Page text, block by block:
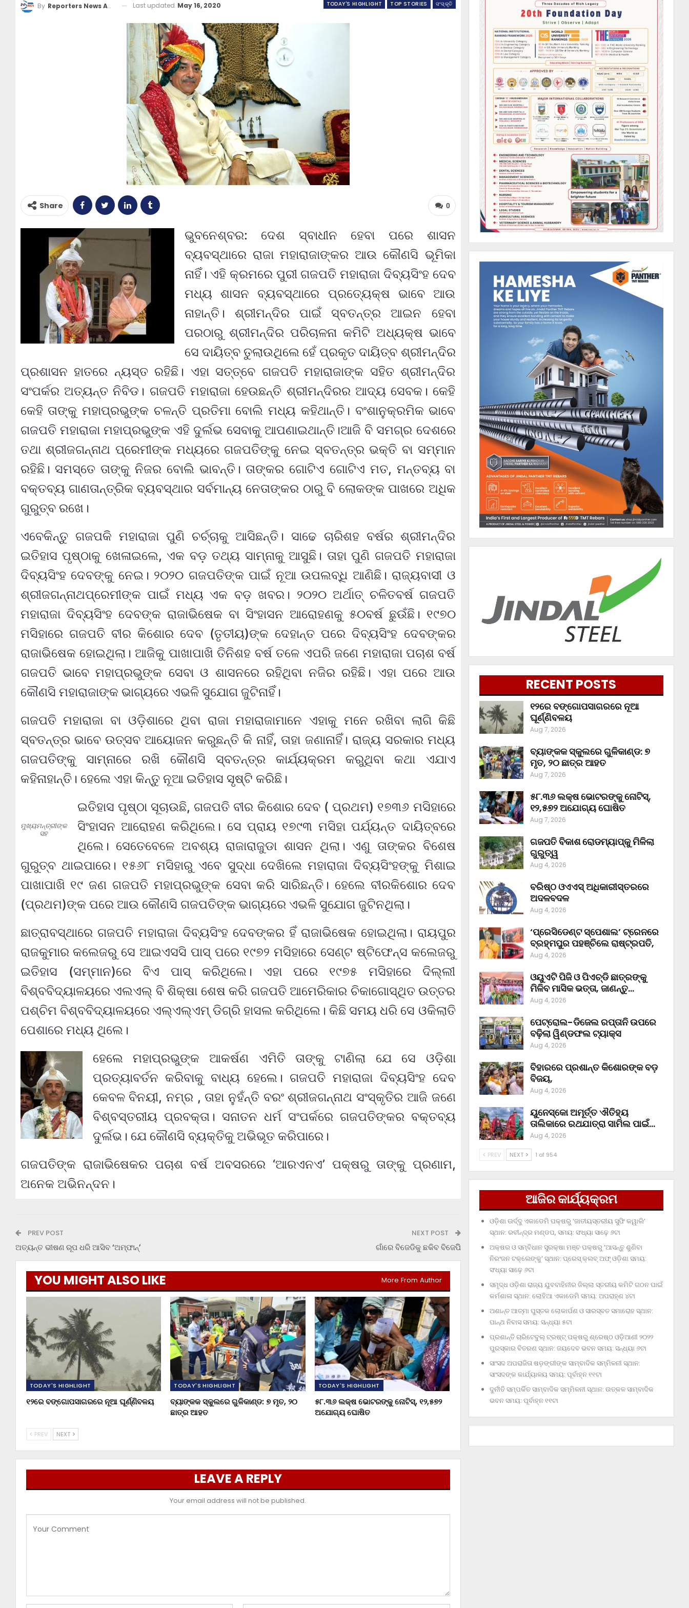
TODAY'S HIGHLIGHT TOP STORIES ସଂସ୍କୃତି
By Reporters News Agency Last updated May 16, 2020
0
Share
ଭୁବନେଶ୍ବର: ଦେଶ ସ୍ବାଧୀନ ହେବା ପରେ ଶାସନ
ବ୍ୟବସ୍ଥାରେ ରାଜା ମହାରାଜାଙ୍କର ଆଉ କୌଣସି ଭୂମିକା
ନାହିଁ। ଏହି କ୍ରମରେ ପୁରୀ ଗଜପତି ମହାରାଜା ଦିବ୍ୟସିଂହ ଦେବ
ମଧ୍ୟ ଶାସନ ବ୍ୟବସ୍ଥାରେ ପ୍ରତ୍ୟେକ୍ଷ ଭାବେ ଆଉ
ନାହାନ୍ତି। ଶ୍ରୀମନ୍ଦିର ପାଇଁ ସ୍ବତନ୍ତ୍ର ଆଇନ ହେବା
ପରଠାରୁ ଶ୍ରୀମନ୍ଦିର ପରିଚାଳନା କମିଟି ଅଧ୍ୟକ୍ଷ ଭାବେ
ସେ ଦାୟିତ୍ବ ତୁଲାଉଥିଲେ ହେଁ ପ୍ରକୃତ ଦାୟିତ୍ବ ଶ୍ରୀମନ୍ଦିର
ପ୍ରଶାସନ ହାତରେ ନ୍ୟସ୍ତ ରହିଛି। ଏହା ସତ୍ତ୍ବେ ଗଜପତି ମହାରାଜାଙ୍କ ସହିତ ଶ୍ରୀମନ୍ଦିର
ସଂପର୍କର ଅତ୍ୟନ୍ତ ନିବିଡ। ଗଜପତି ମହାରାଜା ହେଉଛନ୍ତି ଶ୍ରୀମନ୍ଦିରର ଆଦ୍ୟ ସେବକ। କେହି
କେହି ତାଙ୍କୁ ମହାପ୍ରଭୁଙ୍କ ଚଳନ୍ତି ପ୍ରତିମା ବୋଲି ମଧ୍ୟ କହିଥାନ୍ତି। ବଂଶାନୁକ୍ରମିକ ଭାବେ
ଗଜପତି ମହାରାଜା ମହାପ୍ରଭୁଙ୍କ ଏହି ଦୁର୍ଲଭ ସେବାକୁ ଆପଣାଇଥାନ୍ତି।ଆଜି ବି ସମଗ୍ର ଦେଶରେ
ତଥା ଶ୍ରୀଜଗନ୍ନାଥ ପ୍ରେମୀଙ୍କ ମଧ୍ୟରେ ଗଜପତିଙ୍କୁ ନେଇ ସ୍ବତନ୍ତ୍ର ଭକ୍ତି ବା ସମ୍ମାନ
ରହିଛି। ସମସ୍ତେ ତାଙ୍କୁ ନିଜର ବୋଲି ଭାବନ୍ତି। ତାଙ୍କର ଗୋଟିଏ ଗୋଟିଏ ମତ, ମନ୍ତବ୍ୟ ବା
ବକ୍ତବ୍ୟ ଗାଣତାନ୍ତ୍ରିକ ବ୍ୟବସ୍ଥାର ସର୍ବମାନ୍ୟ ନେତାଙ୍କର ଠାରୁ ବି ଲୋକଙ୍କ ପାଖରେ ଅଧିକ
ଗୁରୁତ୍ବ ରଖେ।
ଏବେକିନ୍ତୁ ଗଜପକି ମହାରାଜା ପୁଣି ଚର୍ଚ୍ଚାକୁ ଆସିଛନ୍ତି। ସାଢେ ଚାରିଶହ ବର୍ଷର ଶ୍ରୀମନ୍ଦିର
ଇତିହାସ ପୃଷ୍ଠାକୁ ଖେଳାଇଲେ, ଏକ ବଡ଼ ତଥ୍ୟ ସାମ୍ନାକୁ ଆସୁଛି। ତାହା ପୁଣି ଗଜପତି ମହାରାଜା
ଦିବ୍ୟସିଂହ ଦେବଙ୍କୁ ନେଇ। ୨୦୨୦ ଗଜପତିଙ୍କ ପାଇଁ ନୂଆ ଉପଲବ୍ଧି ଆଣିଛି। ରାଜ୍ୟବାସୀ ଓ
ଶ୍ରୀଜଗନ୍ନାଥପ୍ରେମୀଙ୍କ ପାଇଁ ମଧ୍ୟ ଏକ ବଡ଼ ଖବର। ୨୦୨୦ ଅର୍ଥାତ୍ ଚଳିତବର୍ଷ ଗଜପତି
ମହାରାଜା ଦିବ୍ୟସିଂହ ଦେବଙ୍କ ରାଜାଭିଷେକ ବା ସିଂହାସନ ଆରୋହଣକୁ ୫୦ବର୍ଷ ଛୁଉଁଛି। ୧୯୭୦
ମସିହାରେ ଗଜପତି ବୀର କିଶୋର ଦେବ (ତୃତୀୟ)ଙ୍କ ଦେହାନ୍ତ ପରେ ଦିବ୍ୟସିଂହ ଦେବଙ୍କର
ରାଜାଭିଷେକ ହୋଇଥିଲା। ଆଜିକୁ ପାଖାପାଖି ତିନିଶହ ବର୍ଷ ତଳେ ଏପରି ଜଣେ ମହାରାଜା ପଚାଶ ବର୍ଷ
ଗଜପତି ଭାବେ ମହାପ୍ରଭୁଙ୍କ ସେବା ଓ ଶାସନରେ ରହିଥିବା ନଜିର ରହିଛି। ଏହା ପରେ ଆଉ
କୌଣସି ମହାରାଜାଙ୍କ ଭାଗ୍ୟରେ ଏଭଳି ସୁଯୋଗ ଜୁଟିନାହିଁ।
ଗଜପତି ମହାରାଜା ବା ଓଡ଼ିଶାରେ ଥିବା ରାଜା ମହାରାଜାମାନେ ଏହାକୁ ମନେ ରଖିବା ଲାଗି କିଛି
ସ୍ବତନ୍ତ୍ର ଭାବେ ଉତ୍ସବ ଆୟୋଜନ କରୁଛନ୍ତି କି ନାହିଁ, ତାହା ଜଣାନାହିଁ। ରାଜ୍ୟ ସରକାର ମଧ୍ୟ
ଗଜପତିଙ୍କୁ ସାମ୍ନାରେ ରଖି କୌଣସି ସ୍ବତନ୍ତ୍ର କାର୍ଯ୍ୟକ୍ରମ କରୁଥିବା କଥା ଏଯାଏ
କହିନାହାନ୍ତି। ହେଲେ ଏହା କିନ୍ତୁ ନୂଆ ଇତିହାସ ସୃଷ୍ଟି କରିଛି।
ମୁଖ୍ୟମନ୍ତ୍ରୀଙ୍କ
ସହ
ଇତିହାସ ପୃଷ୍ଠା ସୂଚାଉଛି, ଗଜପତି ବୀର କିଶୋର ଦେବ ( ପ୍ରଥମ) ୧୭୩୬ ମସିହାରେ
ସିଂହାସନ ଆରୋହଣ କରିଥିଲେ। ସେ ପ୍ରାୟ ୧୭୯୩ ମସିହା ପର୍ଯ୍ୟନ୍ତ ଦାୟିତ୍ବରେ
ଥିଲେ। ସେତେବେଳେ ଅବଶ୍ୟ ରାଜାରାଜୁଡା ଶାସନ ଥିଲା। ଏଣୁ ତାଙ୍କର ବିଶେଷ
ଗୁରୁତ୍ବ ଥାଇପାରେ। ୧୫୬୮ ମସିହାରୁ ଏବେ ସୁଦ୍ଧା ଦେଖିଲେ ମହାରାଜା ଦିବ୍ୟସିଂହଙ୍କୁ ମିଶାଇ
ପାଖାପାଖି ୧୯ ଜଣ ଗଜପତି ମହାପ୍ରଭୁଙ୍କ ସେବା କରି ସାରିଛନ୍ତି। ହେଲେ ବୀରକିଶୋର ଦେବ
(ପ୍ରଥମ)ଙ୍କ ପରେ ଆଉ କୌଣସି ଗଜପତିଙ୍କ ଭାଗ୍ୟରେ ଏଭଳି ସୁଯୋଗ ଜୁଟିନଥିଲା।
ଛାତ୍ରାବସ୍ଥାରେ ଗଜପତି ମହାରାଜା ଦିବ୍ୟସିଂହ ଦେବଙ୍କର ହିଁ ରାଜାଭିଷେକ ହୋଇଥିଲା। ରାୟପୁର
ରାଜକୁମାର କଲେଜରୁ ସେ ଆଇଏସସି ପାସ୍ ପରେ ୧୯୭୨ ମସିହାରେ ସେଣ୍ଟ ଷ୍ଟିଫେନ୍ସ କଲେଜରୁ
ଇତିହାସ (ସମ୍ମାନ)ରେ ବିଏ ପାସ୍ କରିଥିଲେ। ଏହା ପରେ ୧୯୭୫ ମସିହାରେ ଦିଲ୍ଲୀ
ବିଶ୍ବବିଦ୍ୟାଳୟରେ ଏଲଏଲ୍ ବି ଶିକ୍ଷା ଶେଷ କରି ଗଜପତି ଆମେରିକାର ଚିକାଗୋସ୍ଥିତ ଉତ୍ତର
ପଶ୍ଚିମ ବିଶ୍ବବିଦ୍ୟାଳୟରେ ଏଲ୍ଏଲ୍ଏମ୍ ଡିଗ୍ରି ହାସଲ କରିଥିଲେ। କିଛି ସମୟ ଧରି ସେ ଓକିଲାତି
ପେଶାରେ ମଧ୍ୟ ଥିଲେ।
ହେଲେ ମହାପ୍ରଭୁଙ୍କ ଆକର୍ଷଣ ଏମିତି ତାଙ୍କୁ ଟାଣିଲା ଯେ ସେ ଓଡ଼ିଶା
ପ୍ରତ୍ୟାବର୍ତନ କରିବାକୁ ବାଧ୍ୟ ହେଲେ। ଗଜପତି ମହାରାଜା ଦିବ୍ୟସିଂହ ଦେବ
କେବଳ ବିନୟୀ, ନମ୍ର , ତାହା ନୁହଁନ୍ତି ବରଂ ଶ୍ରୀଜଗନ୍ନାଥ ସଂସ୍କୃତିର ଆଜି ଜଣେ
ବିଶ୍ବସ୍ତରୀୟ ପ୍ରବକ୍ତା। ସନାତନ ଧର୍ମ ସଂପର୍କରେ ଗଜପତିଙ୍କର ବକ୍ତବ୍ୟ
ଦୁର୍ଲଭ। ଯେ କୌଣସି ବ୍ୟକ୍ତିକୁ ଅଭିଭୂତ କରିପାରେ।
ଗଜପତିଙ୍କ ରାଜାଭିଷେକର ପଚାଶ ବର୍ଷ ଅବସରରେ ‘ଆରଏନଏ’ ପକ୍ଷରୁ ତାଙ୍କୁ ପ୍ରଣାମ,
ଅନେକ ଅଭିନନ୍ଦନ।
PREV POST
ଅତ୍ୟନ୍ତ ଭୀଷଣ ରୂପ ଧରି ଆସିବ ‘ଅମ୍ଫାନ୍’
NEXT POST
ଗାଁରେ ବିଜେଡିକୁ ଛକିବ ବିଜେପିି
YOU MIGHT ALSO LIKE More From Author
TODAY'S HIGHLIGHT
୧୨ରେ ବଙ୍ଗୋପସାଗରରେ ନୂଆ ଘୂର୍ଣ୍ଣିବଳୟ
TODAY'S HIGHLIGHT
ବ୍ୟାଙ୍କକ ସ୍କୁଲରେ ଗୁଳିକାଣ୍ଡ: ୭ ମୃତ, ୨୦
ଛାତ୍ର ଆହତ
TODAY'S HIGHLIGHT
୫୮.୩୬ ଲକ୍ଷ ଭୋଟରଙ୍କୁ ନୋଟିସ୍‌, ୧୨,୫୭୨
ଅଯୋଗ୍ୟ ଘୋଷିତ
PREV NEXT
LEAVE A REPLY
Your email address will not be published.
RECENT POSTS
୧୨ରେ ବଙ୍ଗୋପସାଗରରେ ନୂଆ
ଘୂର୍ଣ୍ଣିବଳୟ
Aug 7, 2026
ବ୍ୟାଙ୍କକ ସ୍କୁଲରେ ଗୁଳିକାଣ୍ଡ: ୭
ମୃତ, ୨୦ ଛାତ୍ର ଆହତ
Aug 7, 2026
୫୮.୩୬ ଲକ୍ଷ ଭୋଟରଙ୍କୁ ନୋଟିସ୍‌,
୧୨,୫୭୨ ଅଯୋଗ୍ୟ ଘୋଷିତ
Aug 7, 2026
ଗଜପତି ବିକାଶ ରୋଡମ୍ୟାପ୍‌କୁ ମିଳିଲା
ଗୁରୁତ୍ୱ
Aug 4, 2026
ବରିଷ୍ଠ ଓଏଏସ୍‌ ଅଧିକାରୀସ୍ତରରେ
ଅଦଳବଦଳ
Aug 4, 2026
‘ପ୍ରେସିଡେଣ୍ଟ ସ୍ପେଶାଲ’ ଟ୍ରେନରେ
ବ୍ରହ୍ମପୁର ପହଞ୍ଚିଲେ ରାଷ୍ଟ୍ରପତି,
Aug 4, 2026
ଓୟୁଏଟି ପିଜି ଓ ପିଏଚ୍‌ଡି ଛାତ୍ରଙ୍କୁ
ମିଳିବ ମାସିକ ଭତ୍ତା, ଜାଣନ୍ତୁ…
Aug 4, 2026
ପେଟ୍ରୋଲ-ଡିଜେଲ ରପ୍ତାନି ଉପରେ
ବଢ଼ିଲା ୱିଣ୍ଡଫଲ ଟ୍ୟାକ୍ସ
Aug 4, 2026
ବିହାରରେ ପ୍ରଶାନ୍ତ କିଶୋରଙ୍କ ବଡ଼
ବିଜୟ,
Aug 4, 2026
ୟୁନେସ୍କୋ ଅମୂର୍ତ୍ତ ଐତିହ୍ୟ
ତାଲିକାରେ ରଥଯାତ୍ରା ସାମିଲ ପାଇଁ…
Aug 4, 2026
PREV NEXT 1 of 954
ଆଜିର କାର୍ଯ୍ୟକ୍ରମ
ଓଡ଼ିଶା ଊର୍ଦ୍ଦୁ ଏକାଡେମି ପକ୍ଷରୁ ‘ଜାତୀୟସ୍ତରୀୟ ସୁଫି କୱାଲି’
ସ୍ଥାନ: ରବୀନ୍ଦ୍ର ମଣ୍ଡପ, ସମୟ: ସଂଧ୍ୟା ସାଢ଼େ ୬ଟା
ଅକ୍ଷର ଓ ସମ୍ବିଧାନ ସୁରକ୍ଷା ମଞ୍ଚ ପକ୍ଷରୁ ‘ଆସନ୍ତୁ ଶୁଣିବା
ନିରଂଜନ ଟକ୍‌ଲେଙ୍କୁ’ ସ୍ଥାନ: ପ୍ରେସ୍‌ କ୍ଲବ୍‌ ଅଫ୍‌ ଓଡ଼ିଶା ସମୟ:
ସଂଧ୍ୟା ସାଢ଼େ ୬ଟା
ସମୃଦ୍ଧ ଓଡ଼ିଶା ରାଜ୍ୟ ଯୁବବାହିନୀର ଜିଲ୍ଲା ସ୍ତରୀୟ କମିଟି ଗଠନ ପାଇଁ
କର୍ମଶାଳା ସ୍ଥାନ: ଲୋହିଆ ଏକାଡେମି ସମୟ: ଅପରାହ୍‌ଣ ୪ଟା
ଅଶାନ୍ତ ଆତ୍ମା ପୁସ୍ତକ ଲୋକାର୍ପଣ ଓ ସାରସ୍ବତ ସମାରୋହ ସ୍ଥାନ:
ପାନ୍ଥ ନିବାସ ସମୟ: ସନ୍ଧ୍ୟା ୫ଟା
ପ୍ରଶାନ୍ତି ଚାରିଟେବୁଲ୍‌ ଟ୍ରଷ୍ଟ୍‌ ପକ୍ଷରୁ ଶ୍ରେଷ୍ଠ ଓଡ଼ିଆଣୀ ୨୦୨୨
ପୁରସ୍କାର ବିତରଣ ସ୍ଥାନ: ଜୟଦେବ ଭବନ ସମୟ: ସନ୍ଧ୍ୟା ୬ଟା
ସାଂସଦ ଅପରାଜିତା ଷଡ଼ଙ୍ଗୀଙ୍କ ସାମ୍ବାଦିକ ସମ୍ମିଳନୀ ସ୍ଥାନ:
ସାଂସଦଙ୍କ କାର୍ଯ୍ୟାଳୟ ସମୟ: ପୂର୍ବାହ୍ନ ୧୧ଟା
ଦୁର୍ନୀତି ସମ୍ପର୍କିତ ସାମ୍ବାଦିକ ସମ୍ମିଳନୀ ସ୍ଥାନ: ଉତ୍କଳ ସାମ୍ବାଦିକ
ଭବନ ସମୟ: ପୂର୍ବାହ୍ନ ୧୧ଟା